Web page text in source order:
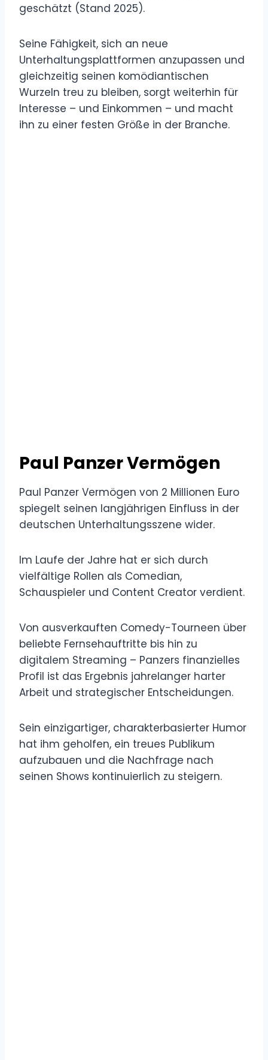
geschätzt (Stand 2025).
Seine Fähigkeit, sich an neue
Unterhaltungsplattformen anzupassen und
gleichzeitig seinen komödiantischen
Wurzeln treu zu bleiben, sorgt weiterhin für
Interesse – und Einkommen – und macht
ihn zu einer festen Größe in der Branche.
Paul Panzer Vermögen
Paul Panzer Vermögen von 2 Millionen Euro
spiegelt seinen langjährigen Einfluss in der
deutschen Unterhaltungsszene wider.
Im Laufe der Jahre hat er sich durch
vielfältige Rollen als Comedian,
Schauspieler und Content Creator verdient.
Von ausverkauften Comedy-Tourneen über
beliebte Fernsehauftritte bis hin zu
digitalem Streaming – Panzers finanzielles
Profil ist das Ergebnis jahrelanger harter
Arbeit und strategischer Entscheidungen.
Sein einzigartiger, charakterbasierter Humor
hat ihm geholfen, ein treues Publikum
aufzubauen und die Nachfrage nach
seinen Shows kontinuierlich zu steigern.